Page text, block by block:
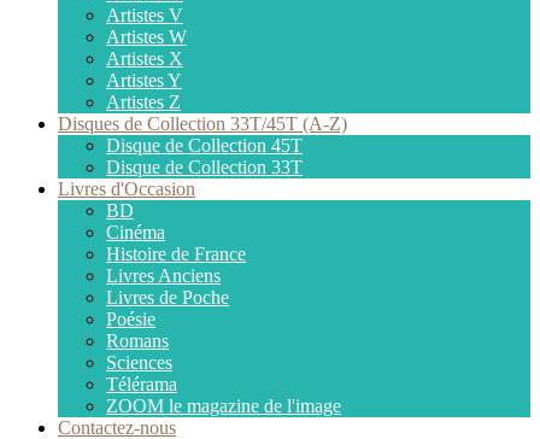
Artistes V
Artistes W
Artistes X
Artistes Y
Artistes Z
Disques de Collection 33T/45T (A-Z)
Disque de Collection 45T
Disque de Collection 33T
Livres d'Occasion
BD
Cinéma
Histoire de France
Livres Anciens
Livres de Poche
Poésie
Romans
Sciences
Télérama
ZOOM le magazine de l'image
Contactez-nous